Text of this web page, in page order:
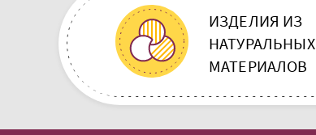
ИЗДЕЛИЯ ИЗ
НАТУРАЛЬНЫХ
МАТЕРИАЛОВ